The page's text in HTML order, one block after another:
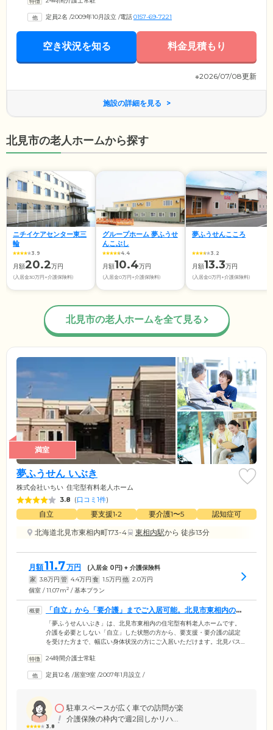
さ」を第一にしたケア。そのため、ご入居前にはスタッフがご自宅を訪
る限りご入居者様らしい暮らしを継続できるよう、心を込めてサポート
します。高齢のご入居者様の健康管理のため、近隣にある内科・眼科・
つなげています。
定員2名 /2009年10月設立 /電話0157-69-7221
空き状況を知る 料金見積もり
※2026/07/08更新
施設の詳細を見る
北見市の老人ホームから探す
ニチイケアセンター東三
輪
3.9
月額20.2万円
(入居金30万円+介護保険料)
グループホーム 夢ふうせ
んこぶし
4.4
月額10.4万円
(入居金0万円+介護保険料)
夢ふうせんこころ
3.2
月額13.3万円
(入居金0万円+介護保険料)
北見市の老人ホームを全て見る
満室
夢ふうせん いぶき
株式会社いちい 住宅型有料老人ホーム
3.8 (口コミ1件)
自立 要支援1•2 要介護1〜5
認知症可
北海道北見市東相内町173-4
東相内駅から 徒歩13分
月額11.7万円 (入居金 0円) + 介護保険料
家 3.8万円 管 4.4万円 食 1.5万円 他 2.0万円
個室 / 11.07m2 / 基本プラン
「自立」から「要介護」までご入居可能。北見市東相内の住
まいです
「夢ふうせんいぶき」は、北見市東相内の住宅型有料老人ホームです。
介護を必要としない「自立」した状態の方から、要支援・要介護の認定
を受けた方まで、幅広い身体状況の方にご入居いただけます。北見バス
ご友人様が訪れやすいのも魅力です。ご入居のみなさまがお住まいにな
の時間を大切にしていただけます。また、ほかのご入居者様の目を気に
24時間介護士常駐
定員12名 /居室9室 /2007年1月設立 /
3.8
駐車スペースが広く車での訪問が楽
介護保険の枠内で週2回しかリハ...